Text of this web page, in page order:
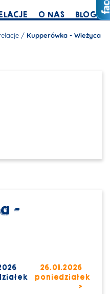
O NAS BLOG
/ Kupperówka - Wieżyca
-
26.01.2026
poniedziałek
>